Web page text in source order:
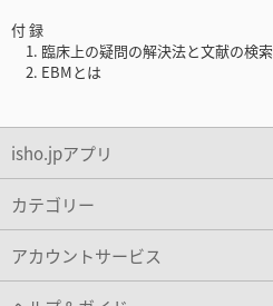
付 録
1. 臨床上の疑問の解決法と文献の検
2. EBMとは
isho.jpアプリ
カテゴリー
アカウントサービス